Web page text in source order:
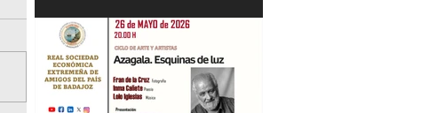
“Energía en Extremadura. Pasado,
presente y futuro” Ángel Mulero Díaz.
28/05/26